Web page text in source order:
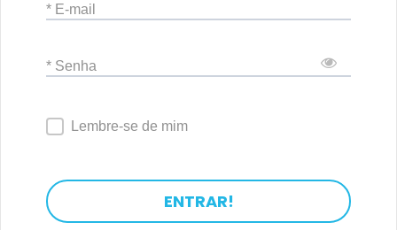
* E-mail
* Senha
Lembre-se de mim
ENTRAR!